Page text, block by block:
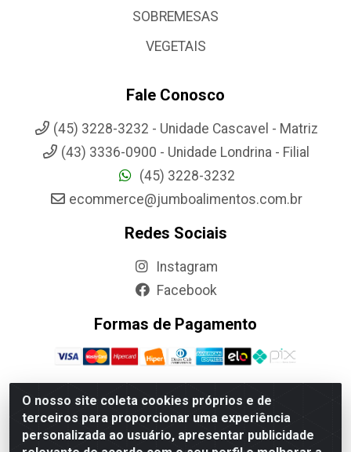
O nosso site coleta cookies próprios e de
terceiros para proporcionar uma experiência
personalizada ao usuário, apresentar publicidade
SOBREMESAS
VEGETAIS
Fale Conosco
(45) 3228-3232 - Unidade Cascavel - Matriz
(43) 3336-0900 - Unidade Londrina - Filial
(45) 3228-3232
ecommerce@jumboalimentos.com.br
Redes Sociais
Instagram
Facebook
Formas de Pagamento
Jumbo Alimentos Cascavel - Matriz - Rua Itatiba Do Sul, 161 -
Santos Dumont, Cascavel-PR - CEP 85804-700- CNPJ